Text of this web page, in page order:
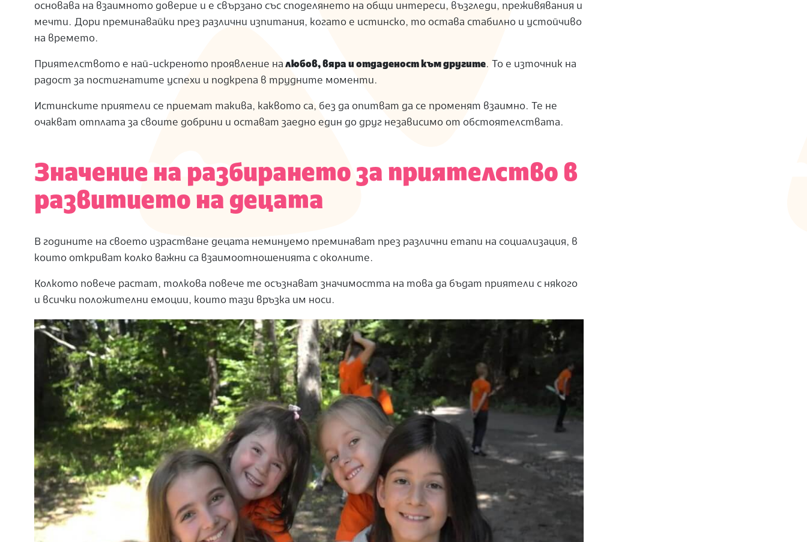
основава на взаимното доверие и е свързано със споделянето на общи интереси, възгледи, преживявания и
мечти. Дори преминавайки през различни изпитания, когато е истинско, то остава стабилно и устойчиво
на времето.
Приятелството е най-искреното проявление на любов, вяра и отдаденост към другите. То е източник на
радост за постигнатите успехи и подкрепа в трудните моменти.
Истинските приятели се приемат такива, каквото са, без да опитват да се променят взаимно. Те не
очакват отплата за своите добрини и остават заедно един до друг независимо от обстоятелствата.
Значение на разбирането за приятелство в
развитието на децата
В годините на своето израстване децата неминуемо преминават през различни етапи на социализация, в
които откриват колко важни са взаимоотношенията с околните.
Колкото повече растат, толкова повече те осъзнават значимостта на това да бъдат приятели с някого
и всички положителни емоции, които тази връзка им носи.